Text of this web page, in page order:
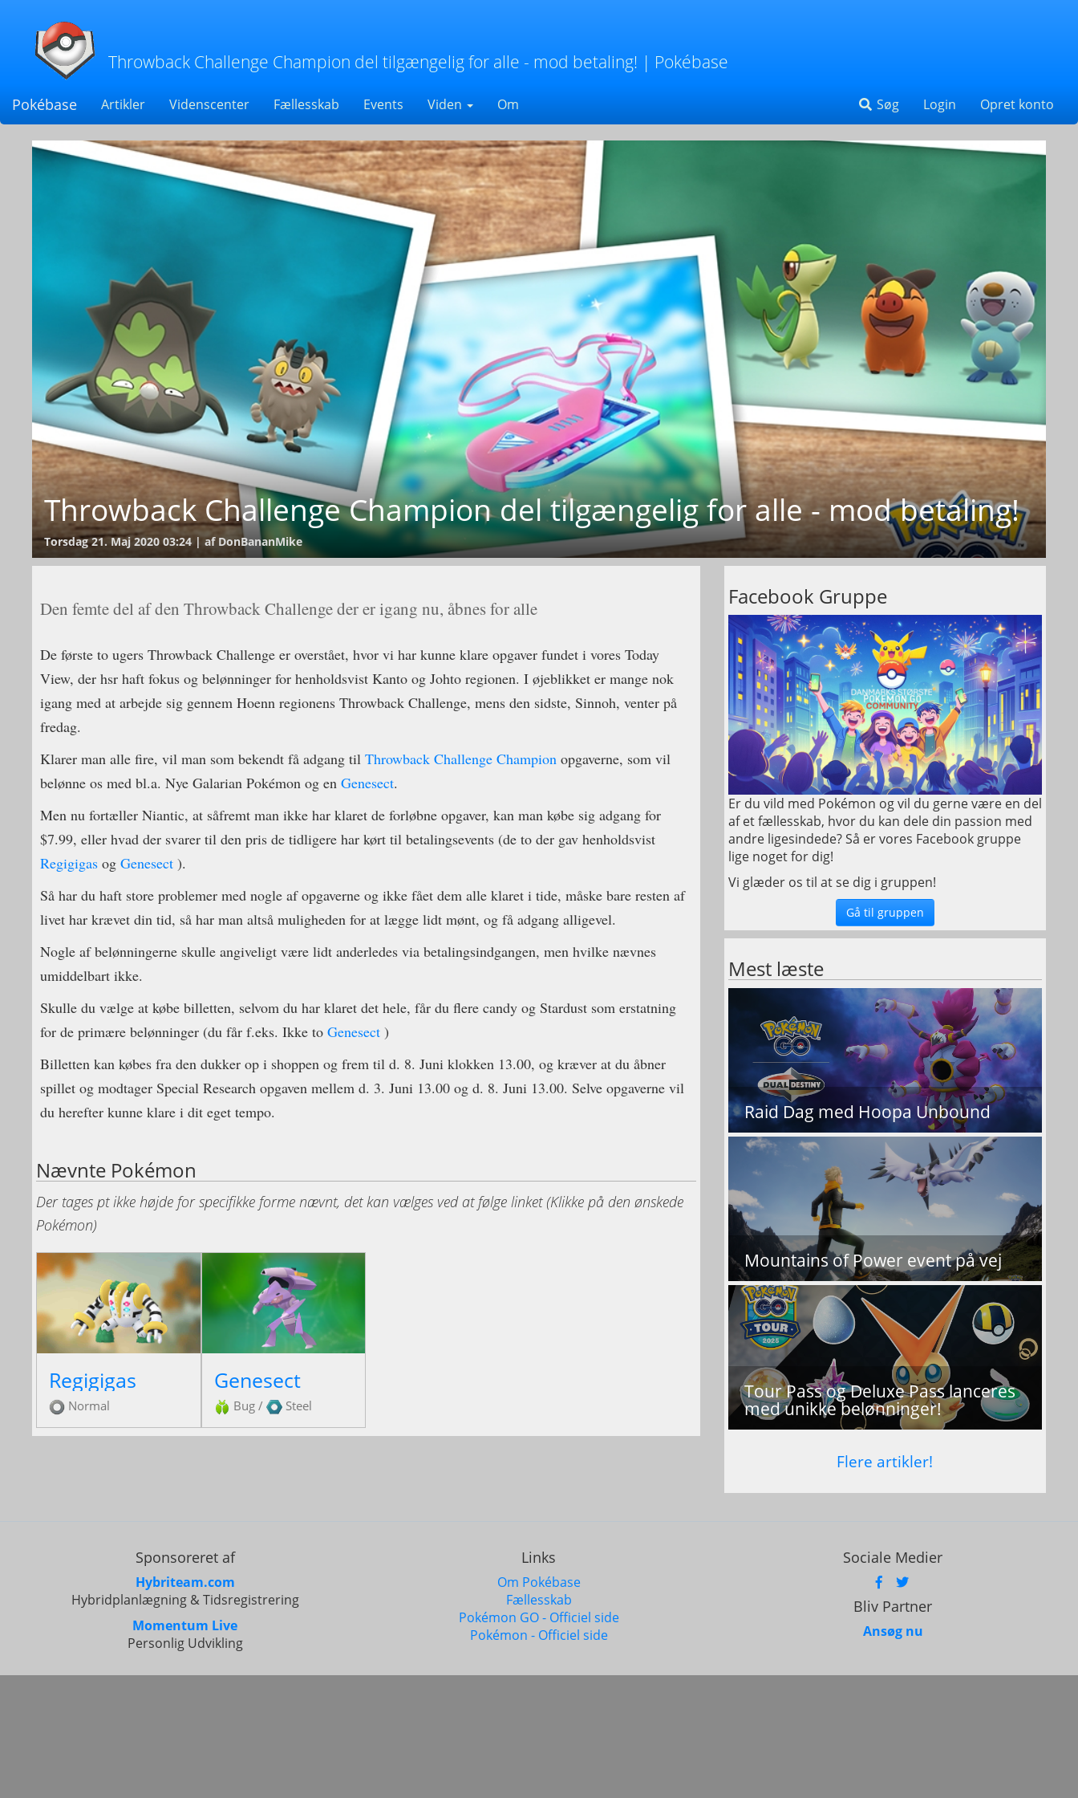
Throwback Challenge Champion del tilgængelig for alle - mod betaling! | Pokébase
Pokébase Artikler Videnscenter Fællesskab Events Viden Om Søg Login Opret konto
Throwback Challenge Champion del tilgængelig for alle - mod betaling!
Torsdag 21. Maj 2020 03:24 | af DonBananMike
Den femte del af den Throwback Challenge der er igang nu, åbnes for alle
De første to ugers Throwback Challenge er overstået, hvor vi har kunne klare opgaver fundet i vores Today
View, der hsr haft fokus og belønninger for henholdsvist Kanto og Johto regionen. I øjeblikket er mange nok
igang med at arbejde sig gennem Hoenn regionens Throwback Challenge, mens den sidste, Sinnoh, venter på
fredag.
Klarer man alle fire, vil man som bekendt få adgang til Throwback Challenge Champion opgaverne, som vil
belønne os med bl.a. Nye Galarian Pokémon og en Genesect.
Men nu fortæller Niantic, at såfremt man ikke har klaret de forløbne opgaver, kan man købe sig adgang for
$7.99, eller hvad der svarer til den pris de tidligere har kørt til betalingsevents (de to der gav henholdsvist
Regigigas og Genesect ).
Så har du haft store problemer med nogle af opgaverne og ikke fået dem alle klaret i tide, måske bare resten af
livet har krævet din tid, så har man altså muligheden for at lægge lidt mønt, og få adgang alligevel.
Nogle af belønningerne skulle angiveligt være lidt anderledes via betalingsindgangen, men hvilke nævnes
umiddelbart ikke.
Skulle du vælge at købe billetten, selvom du har klaret det hele, får du flere candy og Stardust som erstatning
for de primære belønninger (du får f.eks. Ikke to Genesect )
Billetten kan købes fra den dukker op i shoppen og frem til d. 8. Juni klokken 13.00, og kræver at du åbner
spillet og modtager Special Research opgaven mellem d. 3. Juni 13.00 og d. 8. Juni 13.00. Selve opgaverne vil
du herefter kunne klare i dit eget tempo.
Nævnte Pokémon
Der tages pt ikke højde for specifikke forme nævnt, det kan vælges ved at følge linket (Klikke på den ønskede
Pokémon)
Regigigas
Normal
Genesect
Bug/ Steel
Facebook Gruppe
Er du vild med Pokémon og vil du gerne være en del
af et fællesskab, hvor du kan dele din passion med
andre ligesindede? Så er vores Facebook gruppe
lige noget for dig!
Vi glæder os til at se dig i gruppen!
Gå til gruppen
Mest læste
Raid Dag med Hoopa Unbound
Mountains of Power event på vej
Tour Pass og Deluxe Pass lanceres
med unikke belønninger!
Flere artikler!
Sponsoreret af
Hybriteam.com
Hybridplanlægning & Tidsregistrering
Momentum Live
Personlig Udvikling
Links
Om Pokébase
Fællesskab
Pokémon GO - Officiel side
Pokémon - Officiel side
Sociale Medier
Bliv Partner
Ansøg nu